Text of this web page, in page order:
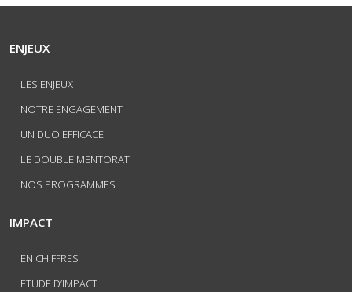
ENJEUX
LES ENJEUX
NOTRE ENGAGEMENT
UN DUO EFFICACE
LE DOUBLE MENTORAT
NOS PROGRAMMES
IMPACT
EN CHIFFRES
ETUDE D’IMPACT